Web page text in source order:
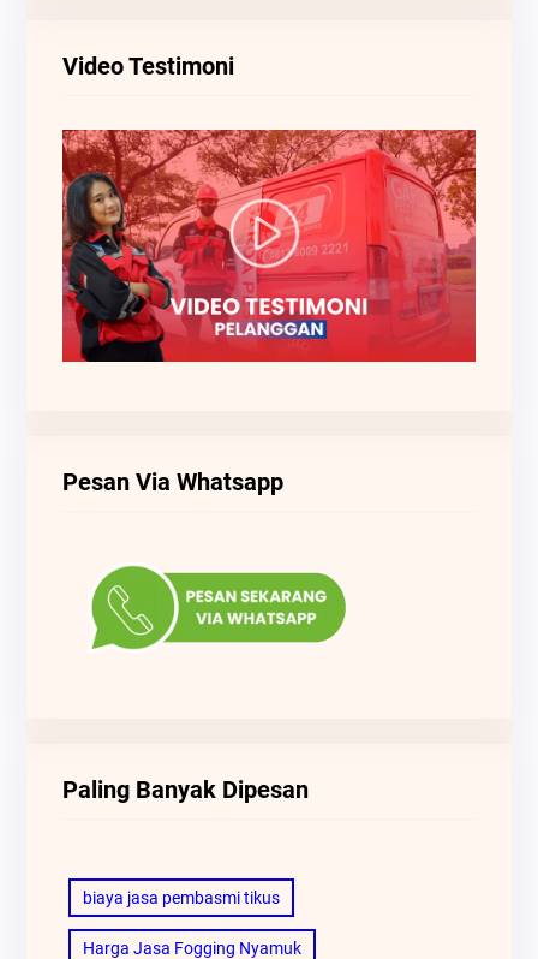
Video Testimoni
Pesan Via Whatsapp
Paling Banyak Dipesan
biaya jasa pembasmi tikus
Harga Jasa Fogging Nyamuk